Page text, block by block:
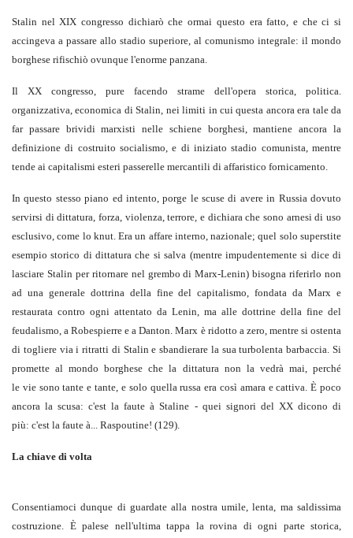
Stalin nel XIX congresso dichiarò che ormai questo era fatto, e che ci si
accingeva a passare allo stadio superiore, al comunismo integrale: il mondo
borghese rifischiò ovunque l'enorme panzana.
Il XX congresso, pure facendo strame dell'opera storica, politica.
organizzativa, economica di Stalin, nei limiti in cui questa ancora era tale da
far passare brividi marxisti nelle schiene borghesi, mantiene ancora la
definizione di costruito socialismo, e di iniziato stadio comunista, mentre
tende ai capitalismi esteri passerelle mercantili di affaristico fornicamento.
In questo stesso piano ed intento, porge le scuse di avere in Russia dovuto
servirsi di dittatura, forza, violenza, terrore, e dichiara che sono arnesi di uso
esclusivo, come lo knut. Era un affare interno, nazionale; quel solo superstite
esempio storico di dittatura che si salva (mentre impudentemente si dice di
lasciare Stalin per ritornare nel grembo di Marx-Lenin) bisogna riferirlo non
ad una generale dottrina della fine del capitalismo, fondata da Marx e
restaurata contro ogni attentato da Lenin, ma alle dottrine della fine del
feudalismo, a Robespierre e a Danton. Marx è ridotto a zero, mentre si ostenta
di togliere via i ritratti di Stalin e sbandierare la sua turbolenta barbaccia. Si
promette al mondo borghese che la dittatura non la vedrà mai, perché
le vie sono tante e tante, e solo quella russa era così amara e cattiva. È poco
ancora la scusa: c'est la faute à Staline - quei signori del XX dicono di
più: c'est la faute à... Raspoutine! (129).
La chiave di volta
Consentiamoci dunque di guardate alla nostra umile, lenta, ma saldissima
costruzione. È palese nell'ultima tappa la rovina di ogni parte storica,